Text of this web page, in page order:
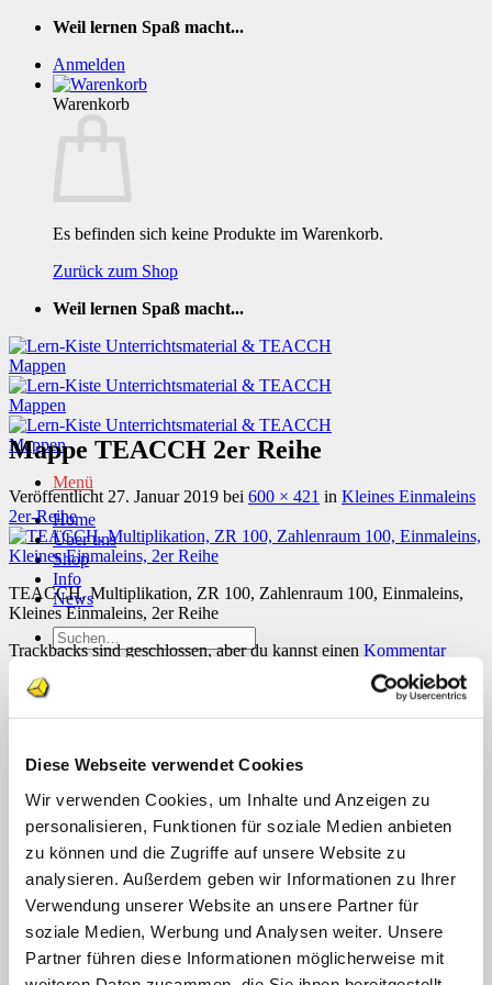
Diese Webseite verwendet Cookies
Wir verwenden Cookies, um Inhalte und Anzeigen zu
personalisieren, Funktionen für soziale Medien anbieten
zu können und die Zugriffe auf unsere Website zu
analysieren. Außerdem geben wir Informationen zu Ihrer
Verwendung unserer Website an unsere Partner für
soziale Medien, Werbung und Analysen weiter. Unsere
Partner führen diese Informationen möglicherweise mit
Zum
springen
Weil lernen Spaß macht...
Anmelden
Warenkorb
Es befinden sich keine Produkte im Warenkorb.
Zurück zum Shop
Weil lernen Spaß macht...
Menü
Home
Über uns
Shop
Info
News
Suchen
nach:
nach:
Mappe TEACCH 2er Reihe
Veröffentlicht 27. Januar 2019 bei 600 × 421 in Kleines Einmaleins
2er-Reihe
TEACCH, Multiplikation, ZR 100, Zahlenraum 100, Einmaleins,
Kleines Einmaleins, 2er Reihe
Trackbacks sind geschlossen, aber du kannst einen Kommentar
Zurück
Deine E-Mail-Adresse wird nicht veröffentlicht. Erforderliche
Kommentar*